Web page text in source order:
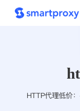
解决方案
HTTP代理低价